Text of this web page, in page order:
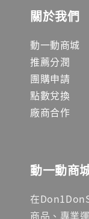
關於我們
動一動商城
推薦分潤
團購申請
點數兌換
廠商合作
動一動商
在
商品、專業